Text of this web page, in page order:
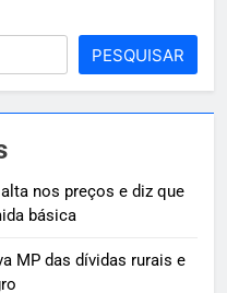
PESQUISAR
nos preços e diz que
básica
MP das dívidas rurais e